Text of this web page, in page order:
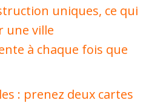
uniques, ce qui
une ville
à chaque fois que
: prenez deux cartes